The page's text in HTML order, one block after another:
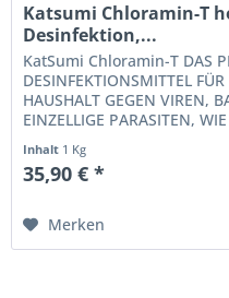
Katsumi Chloramin-T
Desinfektion,...
KatSumi Chloramin-T DAS
DESINFEKTIONSMITTEL
HAUSHALT GEGEN VIREN,
EINZELLIGE PARASITEN,
gegen...
Inhalt 1 Kg
35,90 € *
Merken